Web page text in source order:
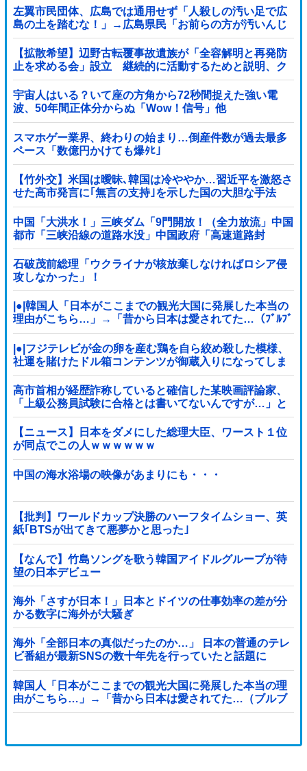
左翼市民団体、広島では通用せず「人殺しの汚い足で広
島の土を踏むな！」→広島県民「お前らの方が汚いんじ
ゃ！」「ワシらが広島県民じゃ」
【拡散希望】辺野古転覆事故遺族が「全容解明と再発防
止を求める会」設立 継続的に活動するためと説明、ク
ラファン立ち上げも準備
宇宙人はいる？いて座の方角から72秒間捉えた強い電
波、50年間正体分からぬ「Wow！信号」他
スマホゲー業界、終わりの始まり…倒産件数が過去最多
ペース「数億円かけても爆ﾀﾋ」
【竹外交】米国は曖昧､韓国は冷ややか…習近平を激怒さ
せた高市発言に｢無言の支持｣を示した国の大胆な手法
中国「大洪水！」三峡ダム「9門開放！（全力放流」中国
都市「三峡沿線の道路水没」中国政府「高速道路封
鎖！」中国ダム「緊急放流に合わせて開門（土砂崩れ発
生」→
石破茂前総理「ウクライナが核放棄しなければロシア侵
攻しなかった」！
|●|韓国人「日本がここまでの観光大国に発展した本当の
理由がこちら…」→「昔から日本は愛されてた…（ﾌﾞﾙﾌﾞ
ﾙ」＝韓国の反応
|●|フジテレビが金の卵を産む鶏を自ら絞め殺した模様、
社運を賭けたドル箱コンテンツが御蔵入りになってしま
い……
高市首相が経歴詐称していると確信した某映画評論家、
「上級公務員試験に合格とは書いてないんですが…」と
ツッコミを受けまくり……
【ニュース】日本をダメにした総理大臣、ワースト１位
が同点でこの人ｗｗｗｗｗｗ
中国の海水浴場の映像があまりにも・・・
【批判】ワールドカップ決勝のハーフタイムショー、英
紙｢BTSが出てきて悪夢かと思った｣
【なんで】竹島ソングを歌う韓国アイドルグループが待
望の日本デビュー
海外「さすが日本！」日本とドイツの仕事効率の差が分
かる数字に海外が大騒ぎ
海外「全部日本の真似だったのか…」 日本の普通のテレ
ビ番組が最新SNSの数十年先を行っていたと話題に
韓国人「日本がここまでの観光大国に発展した本当の理
由がこちら…」→「昔から日本は愛されてた…（ブルブ
ル」＝韓国の反応